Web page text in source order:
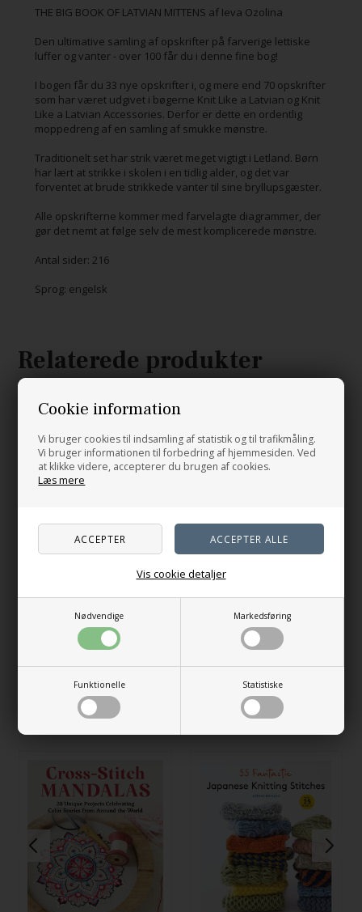
Cookie information
Vi bruger cookies til indsamling af statistik og til trafikmåling.
Vi bruger informationen til forbedring af hjemmesiden. Ved
at klikke videre, accepterer du brugen af cookies.
Læs mere
Nødvendige Markedsføring
Funktionelle Statistiske
Vis cookie detaljer
THE BIG BOOK OF LATVIAN MITTENS af Ieva Ozolina
Den ultimative samling af opskrifter på farverige lettiske
luffer og vanter - over 100 får du i denne fine bog!
I bogen får du 33 nye opskrifter i, og mere end 70 opskrifter
som har været udgivet i bøgerne Knit Like a Latvian og Knit
Like a Latvian Accessories. Derfor er dette en ordentlig
moppedreng af en samling af smukke mønstre.
Traditionelt set har strik været meget vigtigt i Letland. Børn
har lært at strikke i skolen i en tidlig alder, og det var
forventet at brude strikkede vanter til sine bryllupsgæster.
Alle opskrifterne kommer med farvelagte diagrammer, der
gør det nemt at følge selv de mest komplicerede mønstre.
Antal sider: 216
Sprog: engelsk
Relaterede produkter
Kindred Knits: Patterns
from My Estonian Family
Archives
339,00DKK
På lager
222,00 DKK
På lager
Andre købte også